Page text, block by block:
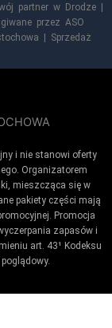
partner w Drodze |
przez ASO
| Sprzedaż
i nie stanowi oferty
Organizatorem
mieszcząca się w
pakiety części mają
Promocja
zapasów i
art. 43¹ Kodeksu